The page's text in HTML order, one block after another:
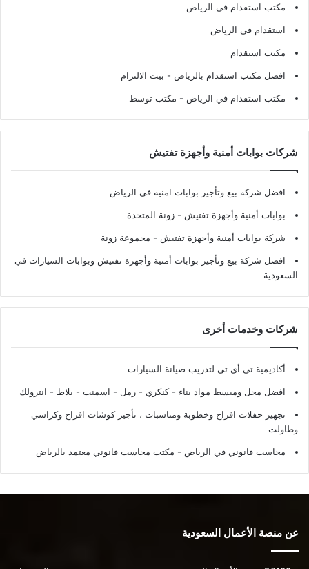
مكتب استقدام في الرياض
استقدام في الرياض
مكتب استقدام
افضل مكتب استقدام بالرياض - بيت الالتزام
مكتب استقدام في الرياض - مكتب توسط
شركات بوابات أمنية وأجهزة تفتيش
افضل شركة بيع وتأجير بوابات امنية في الرياض
بوابات أمنية وأجهزة تفتيش - زونة المتحدة
شركة بوابات أمنية وأجهزة تفتيش - مجموعة زونة
افضل شركة بيع وتأجير بوابات أمنية وأجهزة تفتيش وبوابات السيارات في
السعودية
شركات وخدمات أخرى
أكاديمية تي أي تي لتدريب صيانة السيارات
افضل محل ومبسط مواد بناء - كنكري - رمل - اسمنت - بلاط - انترولك
تجهيز حفلات افراح وخطوبة ومناسبات ، تأجير كوشات افراح وكراسي
وطاولت
محاسب قانوني في الرياض - مكتب محاسب قانوني معتمد بالرياض
عن منصة الأعمال السعودية